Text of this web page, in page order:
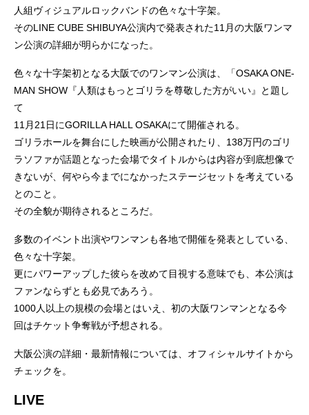
人組ヴィジュアルロックバンドの色々な十字架。
そのLINE CUBE SHIBUYA公演内で発表された11月の大阪ワンマ
ン公演の詳細が明らかになった。
色々な十字架初となる大阪でのワンマン公演は、「OSAKA ONE-
MAN SHOW『人類はもっとゴリラを尊敬した方がいい』と題し
て
11月21日にGORILLA HALL OSAKAにて開催される。
ゴリラホールを舞台にした映画が公開されたり、138万円のゴリ
ラソファが話題となった会場でタイトルからは内容が到底想像で
きないが、何やら今までになかったステージセットを考えている
とのこと。
その全貌が期待されるところだ。
多数のイベント出演やワンマンも各地で開催を発表としている、
色々な十字架。
更にパワーアップした彼らを改めて目視する意味でも、本公演は
ファンならずとも必見であろう。
1000人以上の規模の会場とはいえ、初の大阪ワンマンとなる今
回はチケット争奪戦が予想される。
大阪公演の詳細・最新情報については、オフィシャルサイトから
チェックを。
LIVE